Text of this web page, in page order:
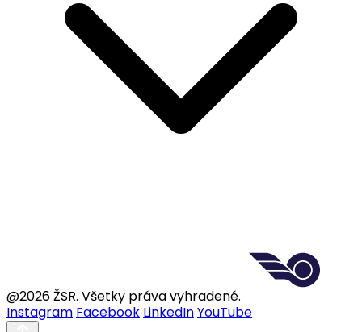
@2026 ŽSR. Všetky práva vyhradené.
Instagram Facebook LinkedInYouTube